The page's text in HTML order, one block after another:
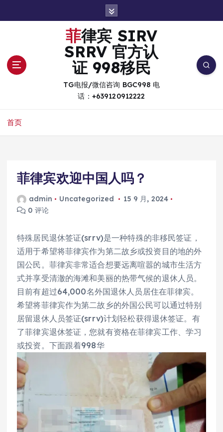
菲律宾 SIRV
SRRV 官方认
证 998移民
TG电报/微信咨询 BGC998 电
话：+639120912222
首页
菲律宾欢迎中国人吗？
admin Uncategorized
15 9 月, 2024
0 评论
特殊居民退休签证(srrv)是一种特殊的非移民签证，
适用于希望将菲律宾作为第二故乡或投资目的地的外
国公民。菲律宾非常适合想要远离喧嚣的城市生活方
式并享受清澈的海滩和美丽的热带气候的退休人员。
目前有超过64,000名外国退休人员居住在菲律宾。
希望将菲律宾作为第二故乡的外国公民可以通过特别
居留退休人员签证(srrv)计划轻松获得退休签证。有
了菲律宾退休签证，您就有资格在菲律宾工作、学习
或投资。下面跟着998华